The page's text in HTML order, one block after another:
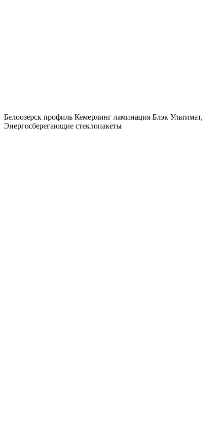
Белоозерск профиль Кемерлинг ламинация Блэк Ультимат,
Энергосберегающие стеклопакеты